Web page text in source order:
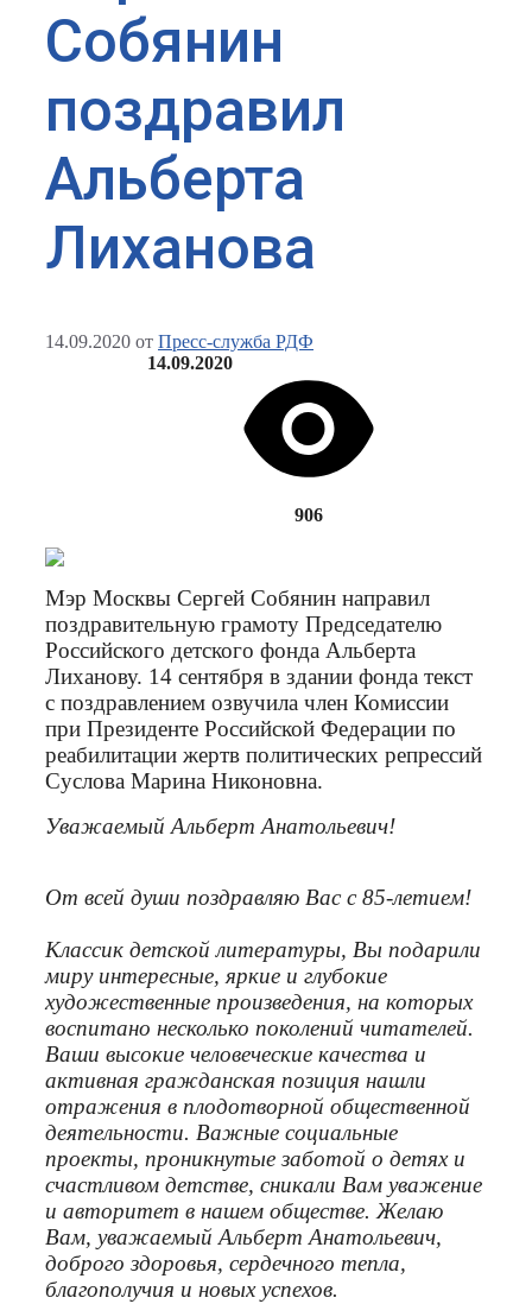
Собянин
поздравил
Альберта
Лиханова
14.09.2020 от Пресс-служба РДФ
14.09.2020
906
Мэр Москвы Сергей Собянин направил
поздравительную грамоту Председателю
Российского детского фонда Альберта
Лиханову. 14 сентября в здании фонда текст
с поздравлением озвучила член Комиссии
при Президенте Российской Федерации по
реабилитации жертв политических репрессий
Суслова Марина Никоновна.
Уважаемый Альберт Анатольевич!
От всей души поздравляю Вас с 85-летием!
Классик детской литературы, Вы подарили
миру интересные, яркие и глубокие
художественные произведения, на которых
воспитано несколько поколений читателей.
Ваши высокие человеческие качества и
активная гражданская позиция нашли
отражения в плодотворной общественной
деятельности. Важные социальные
проекты, проникнутые заботой о детях и
счастливом детстве, сникали Вам уважение
и авторитет в нашем обществе. Желаю
Вам, уважаемый Альберт Анатольевич,
доброго здоровья, сердечного тепла,
благополучия и новых успехов.